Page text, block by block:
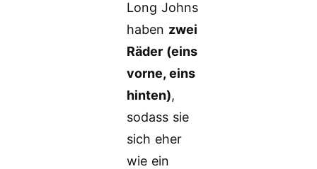
Long Johns
haben zwei
Räder (eins
vorne, eins
hinten),
sodass sie
sich eher
wie ein